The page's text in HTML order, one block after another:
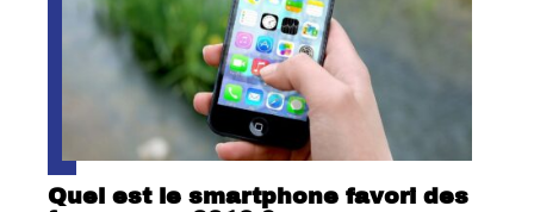
Quel est le smartphone favori des